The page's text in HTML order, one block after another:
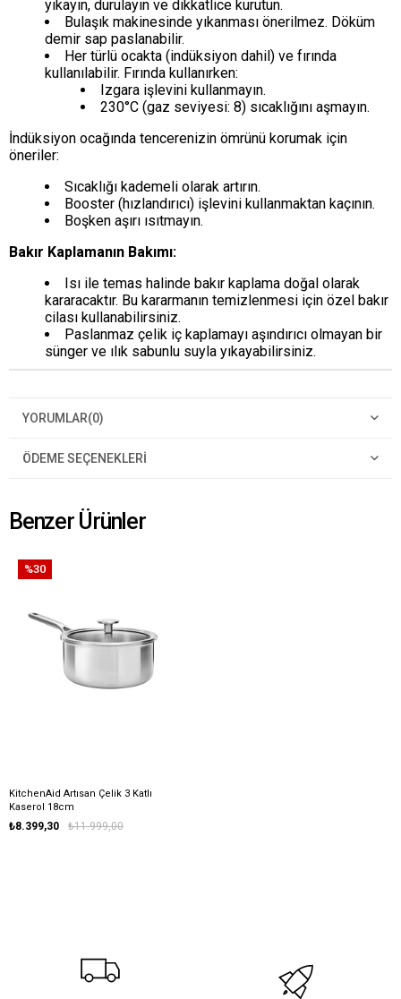
yıkayın, durulayın ve dikkatlice kurutun.
Bulaşık makinesinde yıkanması önerilmez. Döküm
demir sap paslanabilir.
Her türlü ocakta (indüksiyon dahil) ve fırında
kullanılabilir. Fırında kullanırken:
Izgara işlevini kullanmayın.
230°C (gaz seviyesi: 8) sıcaklığını aşmayın.
İndüksiyon ocağında tencerenizin ömrünü korumak için
öneriler:
Sıcaklığı kademeli olarak artırın.
Booster (hızlandırıcı) işlevini kullanmaktan kaçının.
Boşken aşırı ısıtmayın.
Bakır Kaplamanın Bakımı:
Isı ile temas halinde bakır kaplama doğal olarak
kararacaktır. Bu kararmanın temizlenmesi için özel bakır
cilası kullanabilirsiniz.
Paslanmaz çelik iç kaplamayı aşındırıcı olmayan bir
sünger ve ılık sabunlu suyla yıkayabilirsiniz.
YORUMLAR(0)
ÖDEME SEÇENEKLERI
Benzer Ürünler
KitchenAid Artısan Çelik 3 Katlı
Kaserol 18cm
₺8.399,30 ₺11.999,00
%30